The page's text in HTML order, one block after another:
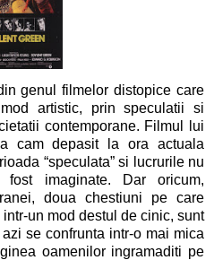
genul filmelor distopice care
artistic, prin speculatii si
contemporane. Filmul lui
cam depasit la ora actuala
“speculata” si lucrurile nu
imaginate. Dar oricum,
doua chestiuni pe care
un mod destul de cinic, sunt
se confrunta intr-o mai mica
oamenilor ingramaditi pe